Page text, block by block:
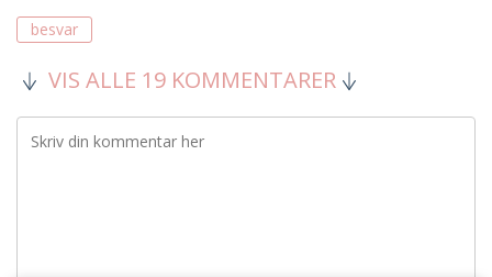
besvar
VIS ALLE 19 KOMMENTARER